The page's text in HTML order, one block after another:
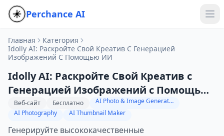
Perchance AI
Главная
Категория
Idolly AI: Раскройте Свой Креатив С Генерацией
Изображений С Помощью ИИ
Idolly AI: Раскройте Свой Креатив с
Генерацией Изображений с Помощью
ИИ
Веб-сайт Бесплатно
AI Photo & Image Generator
AI Photography
AI Thumbnail Maker
Генерируйте высококачественные